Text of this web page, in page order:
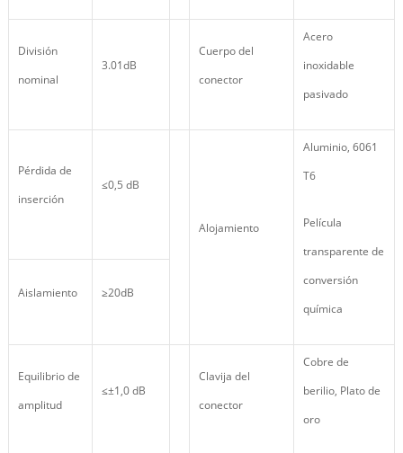
División
nominal
3.01dB
Cuerpo del
conector
Acero
inoxidable
pasivado
Pérdida de
inserción
≤0,5 dB
Alojamiento
Aluminio, 6061
T6
Película
transparente de
conversión
química
Aislamiento ≥20dB
Equilibrio de
amplitud
≤±1,0 dB
Clavija del
conector
Cobre de
berilio, Plato de
oro